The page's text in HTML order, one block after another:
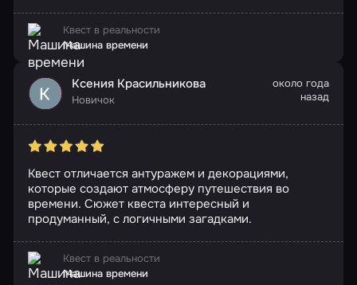
Квест в реальности
Машина времени
Ксения Красильникова
Новичок
около года
назад
Квест отличается антуражем и декорациями,
которые создают атмосферу путешествия во
времени. Сюжет квеста интересный и
продуманный, с логичными загадками.
Квест в реальности
Машина времени